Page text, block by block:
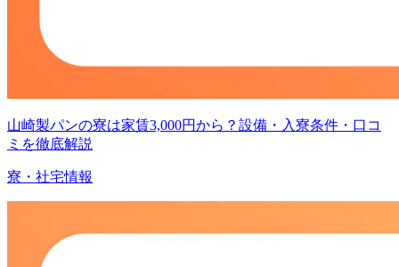
山崎製パンの寮は家賃3,000円から？設備・入寮条件・口コ
ミを徹底解説
寮・社宅情報